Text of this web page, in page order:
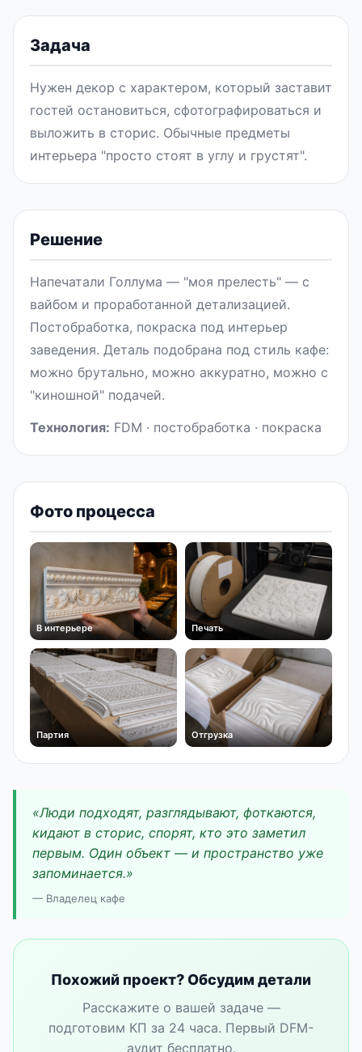
Задача
Нужен декор с характером, который заставит
гостей остановиться, сфотографироваться и
выложить в сторис. Обычные предметы
интерьера "просто стоят в углу и грустят".
Решение
Напечатали Голлума — "моя прелесть" — с
вайбом и проработанной детализацией.
Постобработка, покраска под интерьер
заведения. Деталь подобрана под стиль кафе:
можно брутально, можно аккуратно, можно с
"киношной" подачей.
Технология: FDM · постобработка · покраска
Фото процесса
В интерьере Печать
Партия Отгрузка
«Люди подходят, разглядывают, фоткаются,
кидают в сторис, спорят, кто это заметил
первым. Один объект — и пространство уже
запоминается.»
— Владелец кафе
Похожий проект? Обсудим детали
Расскажите о вашей задаче —
подготовим КП за 24 часа. Первый DFM-
аудит бесплатно.